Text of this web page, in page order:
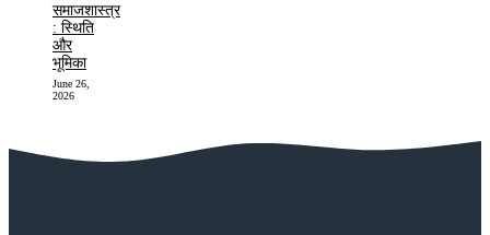
समाजशास्त्र
: स्थिति
और
भूमिका
June 26,
2026